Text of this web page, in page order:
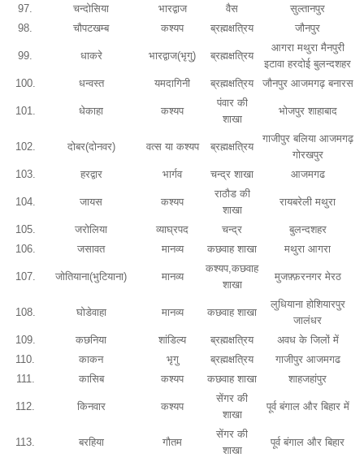
97.
चन्दोसिया भारद्वाज वैस
सुल्तानपुर
98.
चौपटखम्ब कश्यप ब्रह्मक्षत्रिय जौनपुर
99. धाकरे भारद्वाज(भृगु) ब्रह्मक्षत्रिय
आगरा मथुरा मैनपुरी
इटावा हरदोई बुलन्दशहर
100.
धन्वस्त यमदागिनी ब्रह्मक्षत्रिय जौनपुर आजमगढ़ बनारस
101. धेकाहा कश्यप
पंवार की
शाखा
भोजपुर शाहाबाद
102. दोबर(दोनवर) वत्स या कश्यप ब्रह्मक्षत्रिय
गाजीपुर बलिया आजमगढ़
गोरखपुर
103.
हरद्वार भार्गव चन्द्र शाखा आजमगढ
104. जायस कश्यप
राठौड की
शाखा
रायबरेली मथुरा
105. जरोलिया व्याघ्रपद चन्द्र
बुलन्दशहर
106.
जसावत मानव्य कछवाह शाखा मथुरा आगरा
107. जोतियाना(भुटियाना) मानव्य
कश्यप,कछवाह
शाखा
मुजफ़्फ़रनगर मेरठ
108. घोडेवाहा मानव्य कछवाह शाखा
लुधियाना होशियारपुर
जालंधर
109.
कछनिया शांडिल्य ब्रह्मक्षत्रिय
अवध के जिलों में
110.
काकन भृगु ब्रह्मक्षत्रिय
गाजीपुर आजमगढ
111.
कासिब कश्यप कछवाह शाखा शाहजहांपुर
112. किनवार कश्यप
सेंगर की
शाखा
पूर्व बंगाल और बिहार में
113. बरहिया गौतम
सेंगर की
शाखा
पूर्व बंगाल और बिहार